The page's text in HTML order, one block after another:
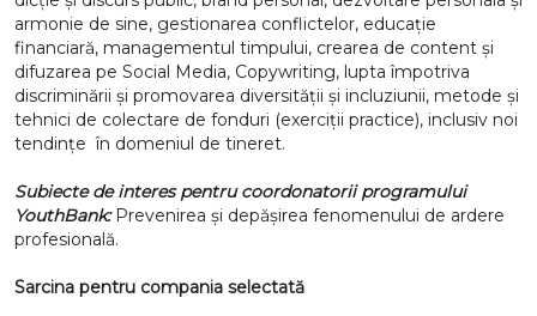
armonie de sine, gestionarea conflictelor, educație
financiară, managementul timpului, crearea de content și
difuzarea pe Social Media, Copywriting, lupta împotriva
discriminării și promovarea diversității și incluziunii, metode și
tehnici de colectare de fonduri (exerciții practice), inclusiv noi
tendințe în domeniul de tineret.
Subiecte de interes pentru coordonatorii programului
YouthBank: Prevenirea și depășirea fenomenului de ardere
profesională.
Sarcina pentru compania selectată